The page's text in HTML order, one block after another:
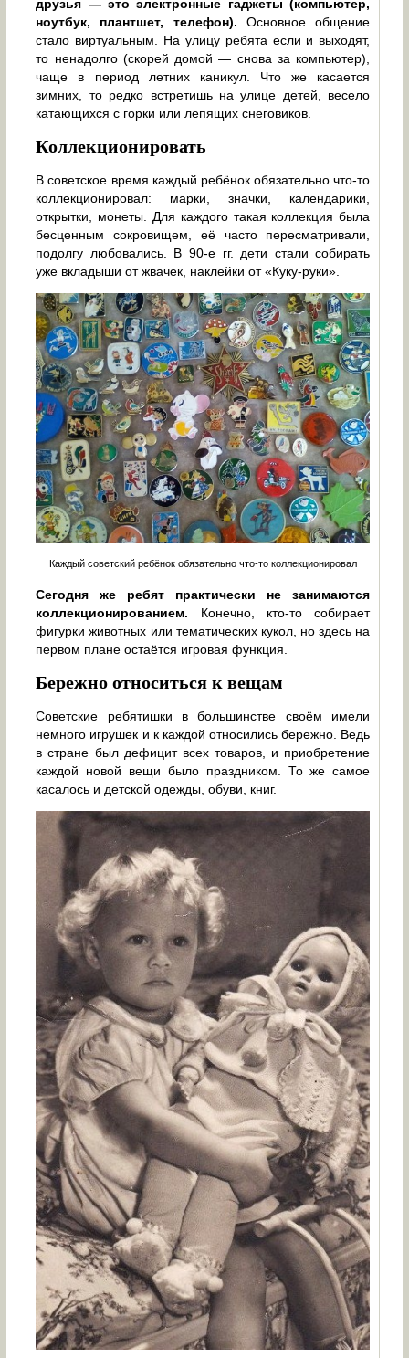
друзья — это электронные гаджеты (компьютер,
ноутбук, плантшет, телефон). Основное общение
стало виртуальным. На улицу ребята если и выходят,
то ненадолго (скорей домой — снова за компьютер),
чаще в период летних каникул. Что же касается
зимних, то редко встретишь на улице детей, весело
катающихся с горки или лепящих снеговиков.
Коллекционировать
В советское время каждый ребёнок обязательно что-то
коллекционировал: марки, значки, календарики,
открытки, монеты. Для каждого такая коллекция была
бесценным сокровищем, её часто пересматривали,
подолгу любовались. В 90-е гг. дети стали собирать
уже вкладыши от жвачек, наклейки от «Куку-руки».
Каждый советский ребёнок обязательно что-то коллекционировал
Сегодня же ребят практически не занимаются
коллекционированием. Конечно, кто-то собирает
фигурки животных или тематических кукол, но здесь на
первом плане остаётся игровая функция.
Бережно относиться к вещам
Советские ребятишки в большинстве своём имели
немного игрушек и к каждой относились бережно. Ведь
в стране был дефицит всех товаров, и приобретение
каждой новой вещи было праздником. То же самое
касалось и детской одежды, обуви, книг.